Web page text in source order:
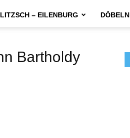
– EILENBURG DÖBELN
Bartholdy